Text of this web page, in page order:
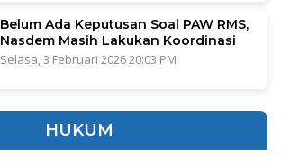
Belum Ada Keputusan Soal PAW RMS,
Nasdem Masih Lakukan Koordinasi
Selasa, 3 Februari 2026 20:03 PM
HUKUM